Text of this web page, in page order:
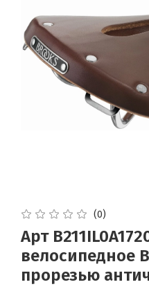
(0)
Арт
велосипедное
прорезью